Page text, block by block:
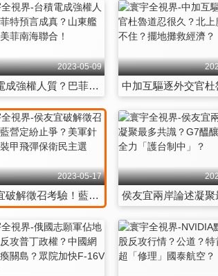
2023-05-09
台積電成強權人質？巴菲特預言成真？山東艦能破解美菲南海聯合！
2023-05-17
侯友宜破解徵召考驗！藍營定紛止爭？美軍針刺、反裝甲飛彈保衛民主選舉？